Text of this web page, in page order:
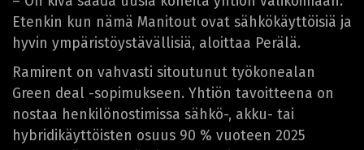
Etenkin kun nämä Manitout ovat sähkökäyttöisiä ja
hyvin ympäristöystävällisiä, aloittaa Perälä.
Ramirent on vahvasti sitoutunut työkonealan
Green deal -sopimukseen. Yhtiön tavoitteena on
nostaa henkilönostimissa sähkö-, akku- tai
hybridikäyttöisten osuus 90 % vuoteen 2025